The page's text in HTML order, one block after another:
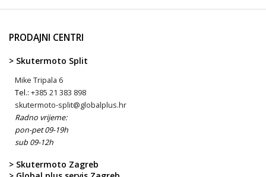
PRODAJNI CENTRI
> Skutermoto Split
Mike Tripala 6
Tel.: +385 21 383 898
skutermoto-split@globalplus.hr
Radno vrijeme:
pon-pet 09-19h
sub 09-12h
> Skutermoto Zagreb